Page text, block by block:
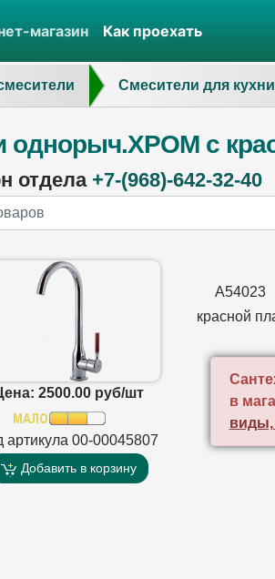
магазин Как проехать
Смесители для
однорыч.ХРОМ с
отдела +7-(968)-642-32-40
2500.00 руб/шт
артикула 00-00045807
Добавить в корзину
красной
в
виды,